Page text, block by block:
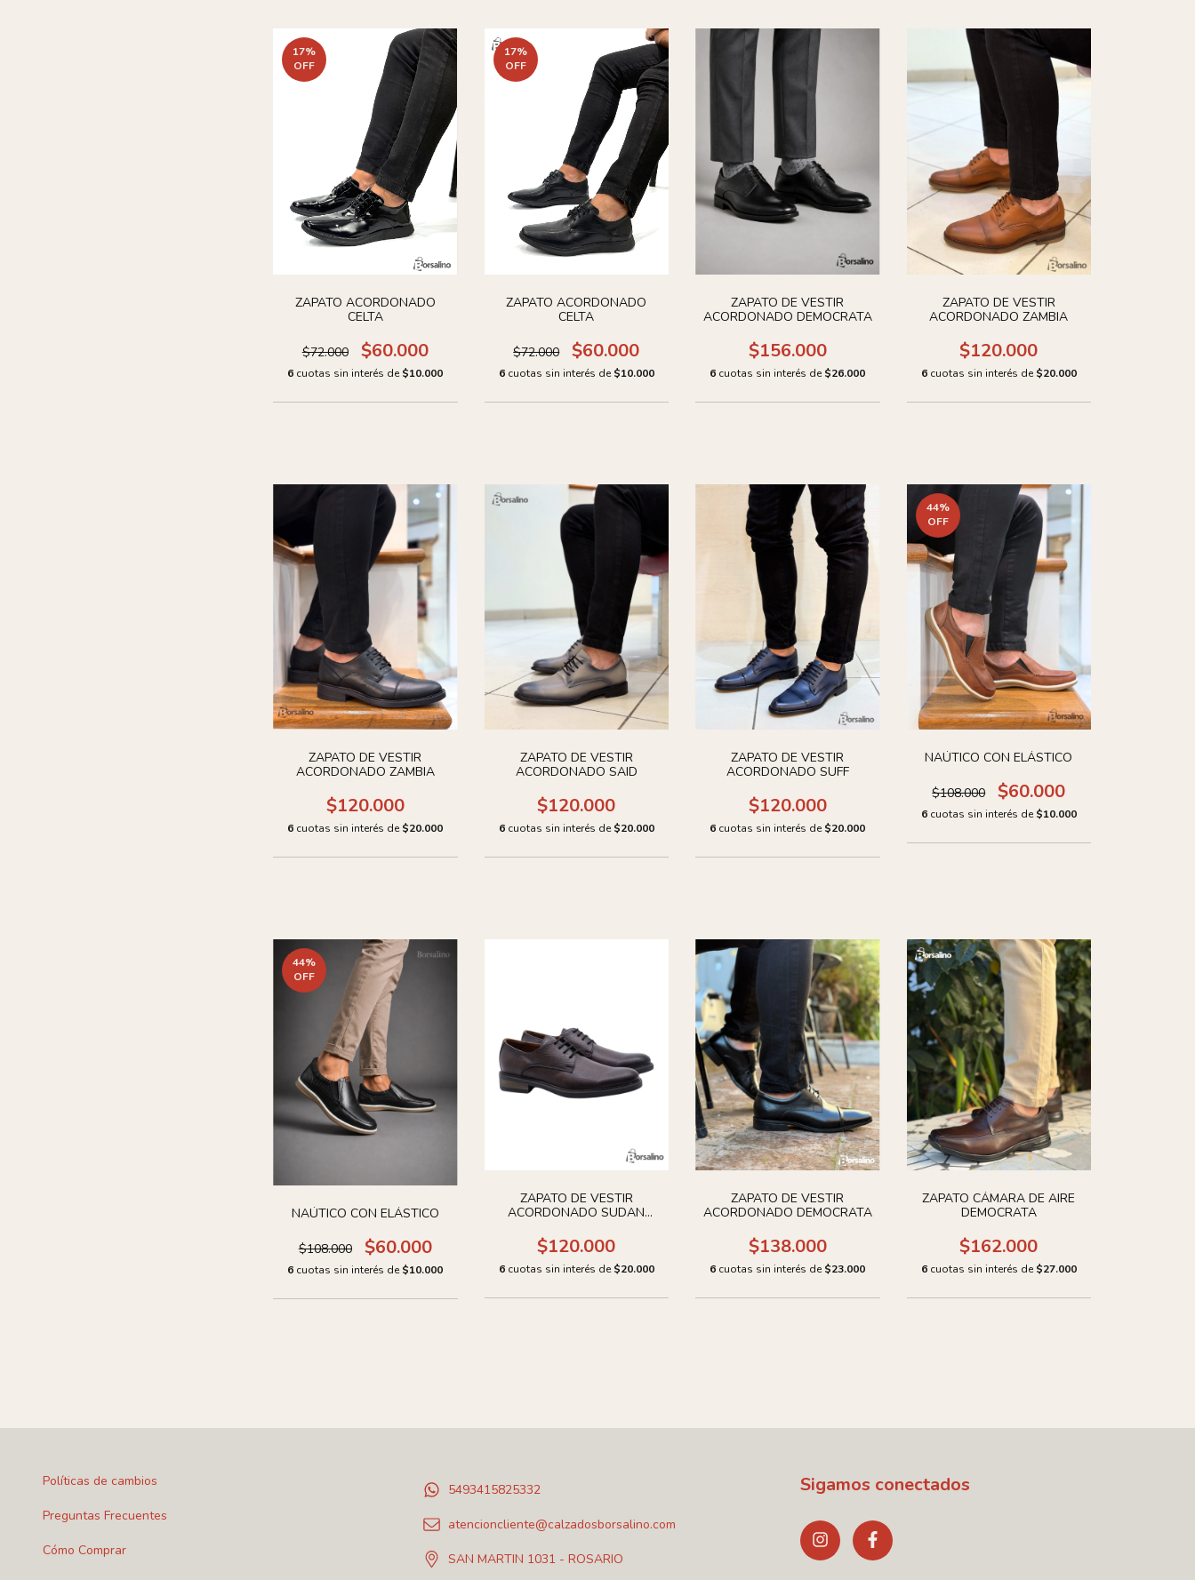
17%
OFF
ZAPATO ACORDONADO
CELTA
$72.000 $60.000
6 cuotas sin interés de $10.000
17%
OFF
ZAPATO ACORDONADO
CELTA
$72.000 $60.000
6 cuotas sin interés de $10.000
ZAPATO DE VESTIR
ACORDONADO DEMOCRATA
$156.000
6 cuotas sin interés de $26.000
ZAPATO DE VESTIR
ACORDONADO ZAMBIA
$120.000
6 cuotas sin interés de $20.000
ZAPATO DE VESTIR
ACORDONADO ZAMBIA
$120.000
6 cuotas sin interés de $20.000
ZAPATO DE VESTIR
ACORDONADO SAID
$120.000
6 cuotas sin interés de $20.000
ZAPATO DE VESTIR
ACORDONADO SUFF
$120.000
6 cuotas sin interés de $20.000
44%
OFF
NAÚTICO CON ELÁSTICO
$108.000 $60.000
6 cuotas sin interés de $10.000
44%
OFF
NAÚTICO CON ELÁSTICO
$108.000 $60.000
6 cuotas sin interés de $10.000
ZAPATO DE VESTIR
ACORDONADO SUDAN
$120.000
6 cuotas sin interés de $20.000
ZAPATO DE VESTIR
ACORDONADO DEMOCRATA
$138.000
6 cuotas sin interés de $23.000
ZAPATO CÁMARA DE AIRE
DEMOCRATA
$162.000
6 cuotas sin interés de $27.000
Políticas de cambios
Preguntas Frecuentes
Cómo Comprar
5493415825332
atencioncliente@calzadosborsalino.com
SAN MARTIN 1031 - ROSARIO
Sigamos conectados